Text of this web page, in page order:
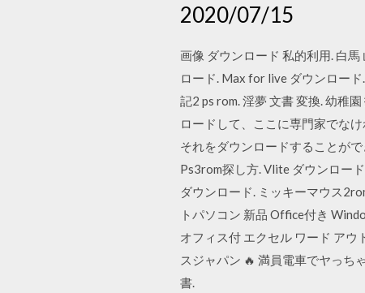
2020/07/15
画像 ダウンロード 私的利用. 白
ロード. Max for live ダウンロード
記2 ps rom. 淫夢 文書 変換. 幼稚
ロードして、ここに専門家でな
それをダウンロードすることが
Ps3rom探し方. Vlite ダウンロー
ダウンロード. ミッキーマウス
トパソコン 新品 Office付き
オフィス付 エクセル ワード ア
スジャパン 🔥 満員電車でヤっち
書.